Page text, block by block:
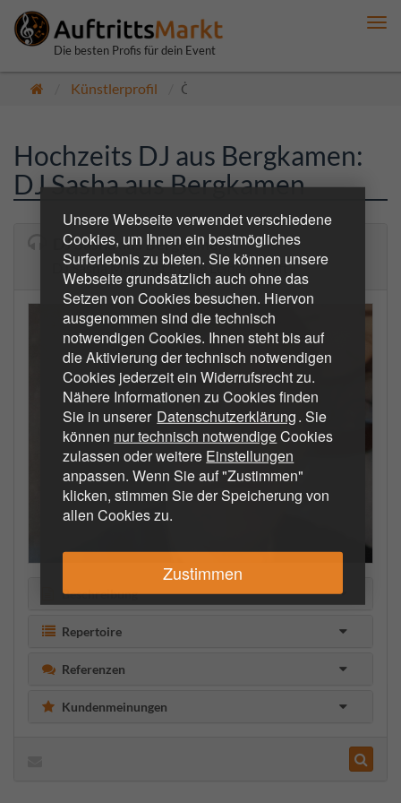
Unsere Webseite verwendet verschiedene
Cookies, um Ihnen ein bestmögliches
Surferlebnis zu bieten. Sie können unsere
Webseite grundsätzlich auch ohne das
Setzen von Cookies besuchen. Hiervon
ausgenommen sind die technisch
notwendigen Cookies. Ihnen steht bis auf
die Aktivierung der technisch notwendigen
Cookies jederzeit ein Widerrufsrecht zu.
Nähere Informationen zu Cookies finden
Sie in unserer Datenschutzerklärung. Sie
können nur technisch notwendigeCookies
zulassen oder weitere Einstellungen
anpassen. Wenn Sie auf "Zustimmen"
klicken, stimmen Sie der Speicherung von
allen Cookies zu.
Zustimmen
Die besten Profis für dein Event
Künstlerprofil Öffentlich
Hochzeits DJ aus Bergkamen:
DJ Sasha aus Bergkamen
DJ Sasha aus Bergkamen
DJ Sasha Musik ist meine Leidenschaft
Beschreibung
Repertoire
Referenzen
Kundenmeinungen